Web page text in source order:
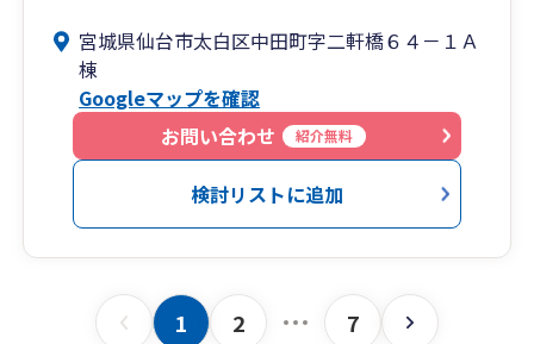
宮城県仙台市太白区中田町字二軒橋６４－１Ａ
棟
Googleマップを確認
お問い合わせ
紹介無料
検討リストに追加
1 2 7